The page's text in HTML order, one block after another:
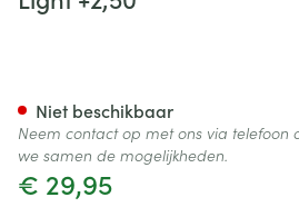
€ 29,95
Niet beschikbaar
Neem contact op met ons via telefoon
we samen de mogelijkheden.